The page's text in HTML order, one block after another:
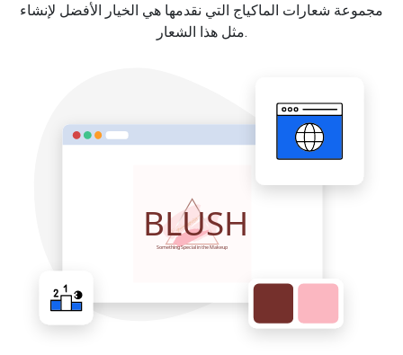
مجموعة شعارات الماكياج التي نقدمها هي الخيار الأفضل لإنشاء
مثل هذا الشعار.